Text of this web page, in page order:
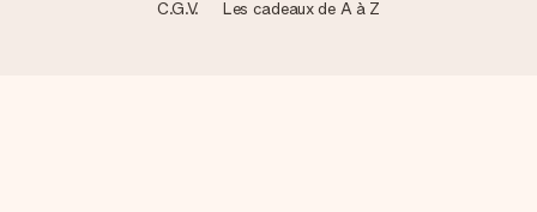
C.G.V.
Les cadeaux de A à Z